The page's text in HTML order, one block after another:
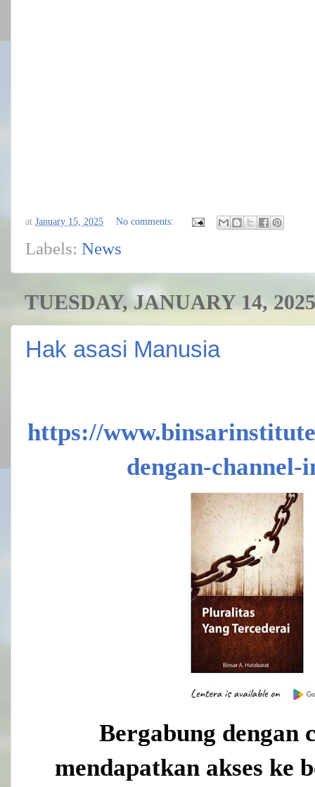
at January 15, 2025 No comments:
Labels: News
TUESDAY, JANUARY 14, 2025
Hak asasi Manusia
https://
dengan-
Bergabung dengan
mendapatkan akses ke